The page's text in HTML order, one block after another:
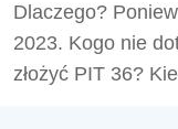
Dlaczego?
2023. Kogo nie
złożyć PIT 36?